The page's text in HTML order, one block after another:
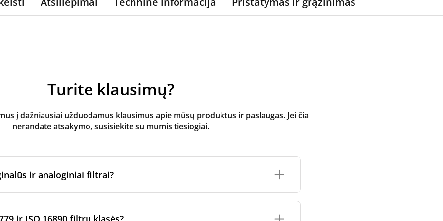
Turite klausimų?
į dažniausiai užduodamus klausimus apie mūsų produktus ir paslaugas. Jei čia
nerandate atsakymo, susisiekite su mumis tiesiogiai.
ir analoginiai filtrai?
per sertifikuotus gamybos partnerius. Jie laikosi konkrečių prekės ženklo
ir ISO 16890 filtrų klasės?